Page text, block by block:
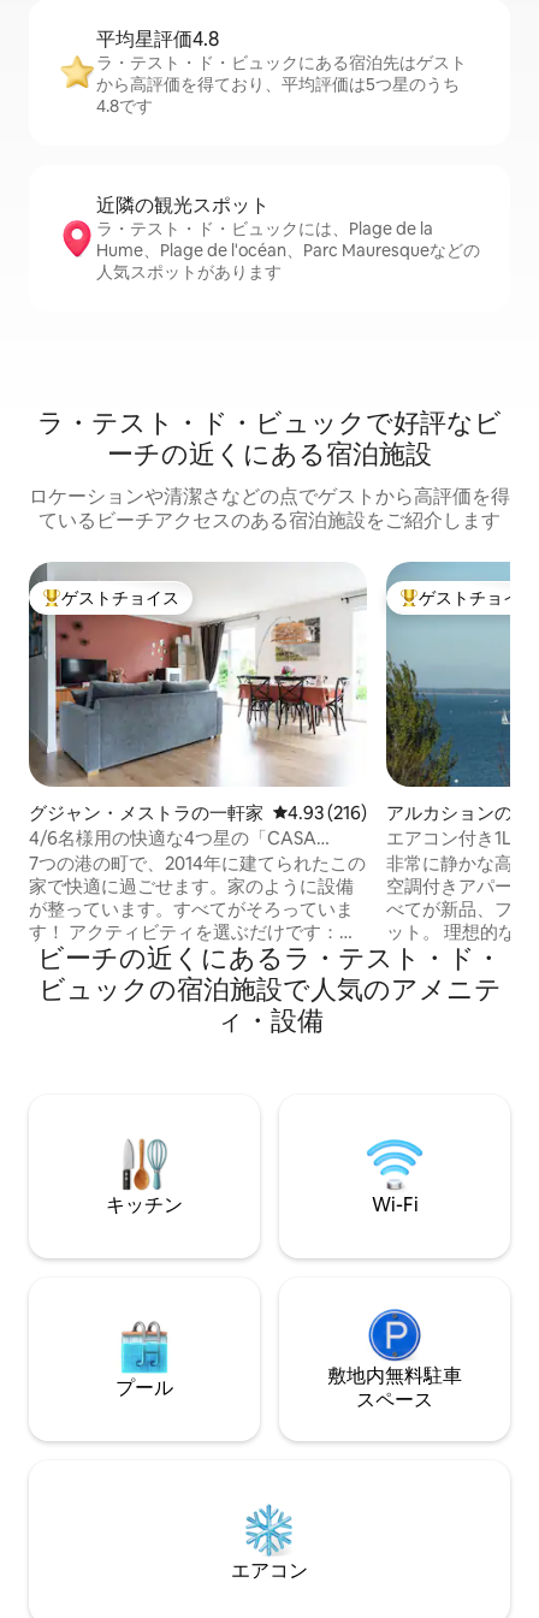
平均星評価4.8
ラ・テスト・ド・ビュックにある宿泊先はゲスト
から高評価を得ており、平均評価は5つ星のうち
4.8です
近隣の観光ス⁠ポ⁠ッ⁠ト
ラ・テスト・ド・ビュックには、Plage de la
Hume、Plage de l'océan、Parc Mauresqueなどの
人気スポットがあります
ラ・テスト・ド・ビュックで好評なビ
ーチの近くにある宿泊施設
ロケーションや清潔さなどの点でゲストから高評価を得
ているビーチアクセスのある宿泊施設をご紹介します
大好評のゲストチョイスです。
ゲストチョイス
グジャン・メストラの一軒家 レビュー216件、5つ星中4.93つ
4.93 (216)
4/6名様用の快適な4つ星の「CASA
JANE」
7つの港の町で、2014年に建てられたこの
家で快適に過ごせます。家のように設備
が整っています。すべてがそろっていま
す！ アクティビティを選ぶだけです：ピ
ラート砂丘、ビーチ、サーフィン、カイ
トサーフィン、カヌー、アルカション湾
のボート、ゴルフ、乗馬、アーチェリ
ー、サイクリング、カーティング、ペイ
ュート、グライダー、見学など、ボルド
ーなど、忘れてはいけないですが。
大好評のゲスト
ゲストチョイス
アルカションのコ
ム
エアコン付き
ィーヌの眺望。
非常に静かな高級
空調付きアパート
べてが新品、ファ
ット。 理想的な立地で、ビーチや自転車
道から徒歩1分、
まで徒歩で行け
しいリビングルー
（マウンテンバイ
ます。
ビーチの近くにあるラ・テスト・ド・
ビュックの宿泊施設で人気のアメニテ
ィ・設備
キッチン Wi-Fi
プール
敷地内無料駐⁠車
ス⁠ペ⁠ー⁠ス
エアコン